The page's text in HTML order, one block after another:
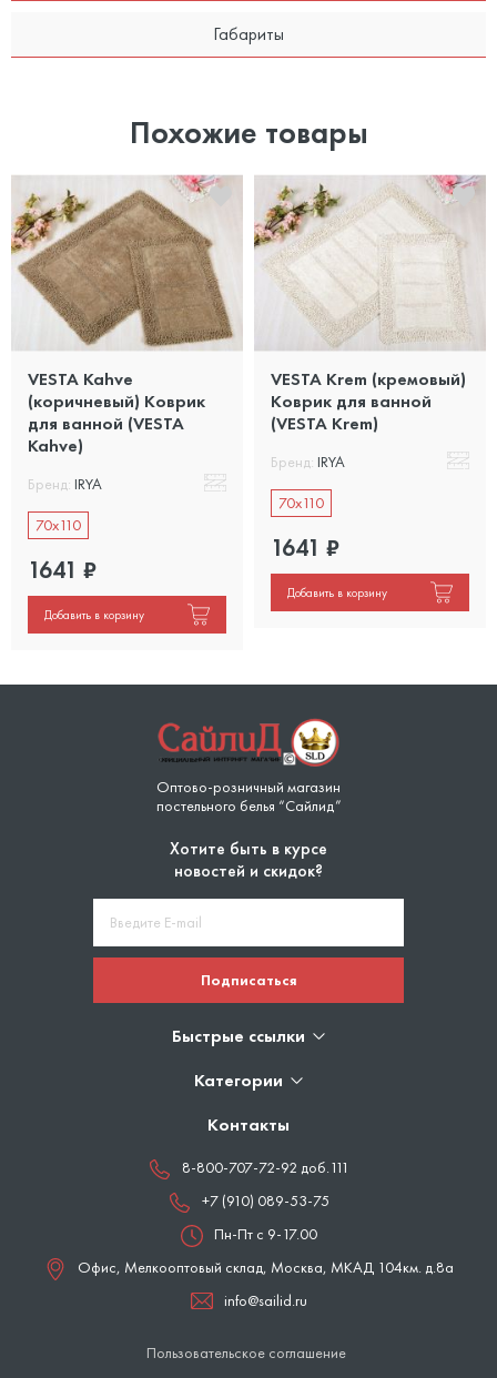
Габариты
Похожие товары
VESTA Kahve
(коричневый) Коврик
для ванной (VESTA
Kahve)
Бренд: IRYA
70x110
1641 ₽
Добавить в корзину
VESTA Krem (кремовый)
Коврик для ванной
(VESTA Krem)
Бренд: IRYA
70x110
1641 ₽
Добавить в корзину
Оптово-розничный магазин
постельного белья “Сайлид”
Хотите быть в курсе
новостей и скидок?
Подписаться
Быстрые ссылки
Категории
Контакты
8-800-707-72-92 доб.111
+7 (910) 089-53-75
Пн-Пт с 9-17.00
Офис, Мелкооптовый склад, Москва, МКАД 104км. д.8а
info@sailid.ru
Пользовательское соглашение